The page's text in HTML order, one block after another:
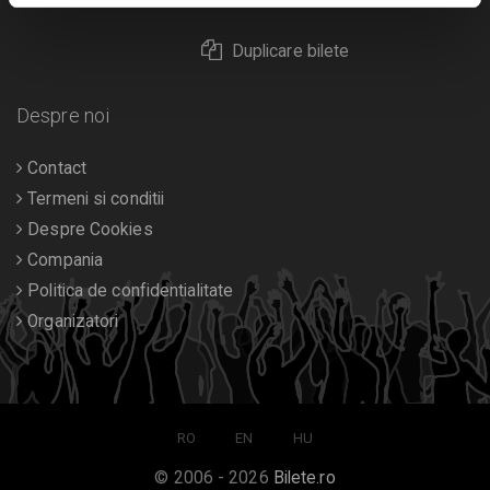
Duplicare bilete
Despre noi
Contact
Termeni si conditii
Despre Cookies
Compania
Politica de confidentialitate
Organizatori
RO EN HU
© 2006 - 2026 Bilete.ro